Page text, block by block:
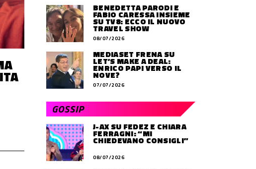
BENEDETTA PARODI E
FABIO CARESSA INSIEME
SU TV8: ECCO IL NUOVO
TRAVEL SHOW
08/07/2026
MEDIASET FRENA SU
LET’S MAKE A DEAL:
ENRICO PAPI VERSO IL
NOVE?
07/07/2026
GOSSIP
J-AX SU FEDEZ E CHIARA
FERRAGNI: “MI
CHIEDEVANO CONSIGLI”
08/07/2026